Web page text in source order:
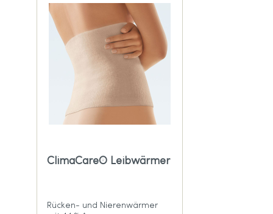
ClimaCare® Leibwärmer
Rücken- und Nierenwärmer